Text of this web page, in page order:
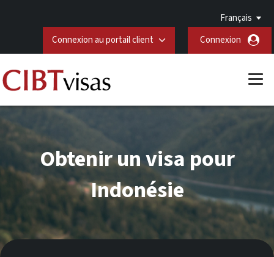
Français
Connexion au portail client
Connexion
Obtenir un visa pour
Indonésie